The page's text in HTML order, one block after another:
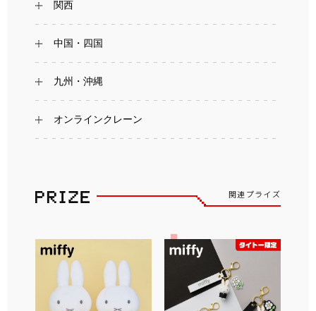
関西
中国・四国
九州・沖縄
オンラインクレーン
関連プライズ